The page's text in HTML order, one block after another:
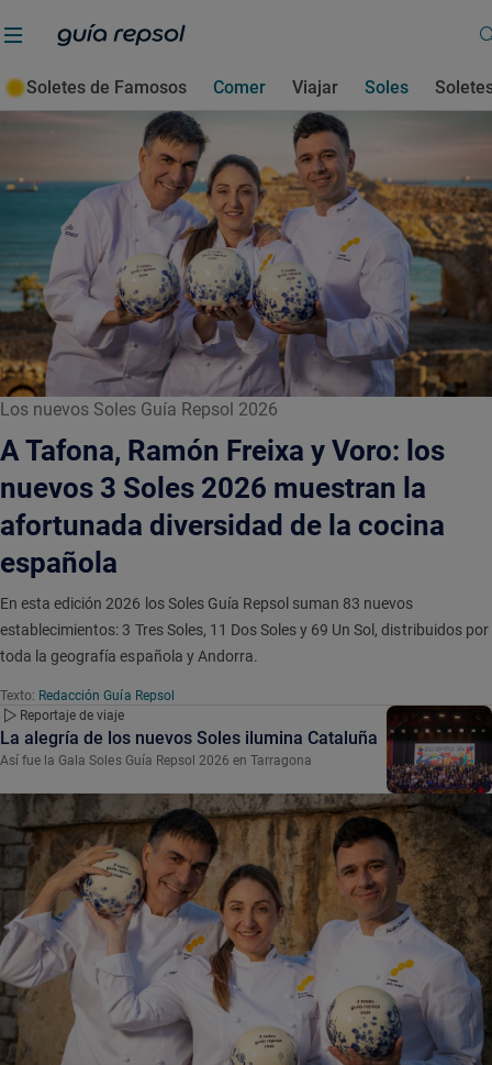
Soletes de Famosos Comer Viajar Soles
Comer Todas las ediciones
Los nuevos Soles Guía Repsol 2026
A Tafona, Ramón Freixa y Voro: los
nuevos 3 Soles 2026 muestran la
afortunada diversidad de la cocina
española
En esta edición 2026 los Soles Guía Repsol suman 83 nuevos
establecimientos: 3 Tres Soles, 11 Dos Soles y 69 Un Sol, distribuidos por
toda la geografía española y Andorra.
Texto: Redacción Guía Repsol
Reportaje de viaje
La alegría de los nuevos Soles ilumina Cataluña
Así fue la Gala Soles Guía Repsol 2026 en Tarragona